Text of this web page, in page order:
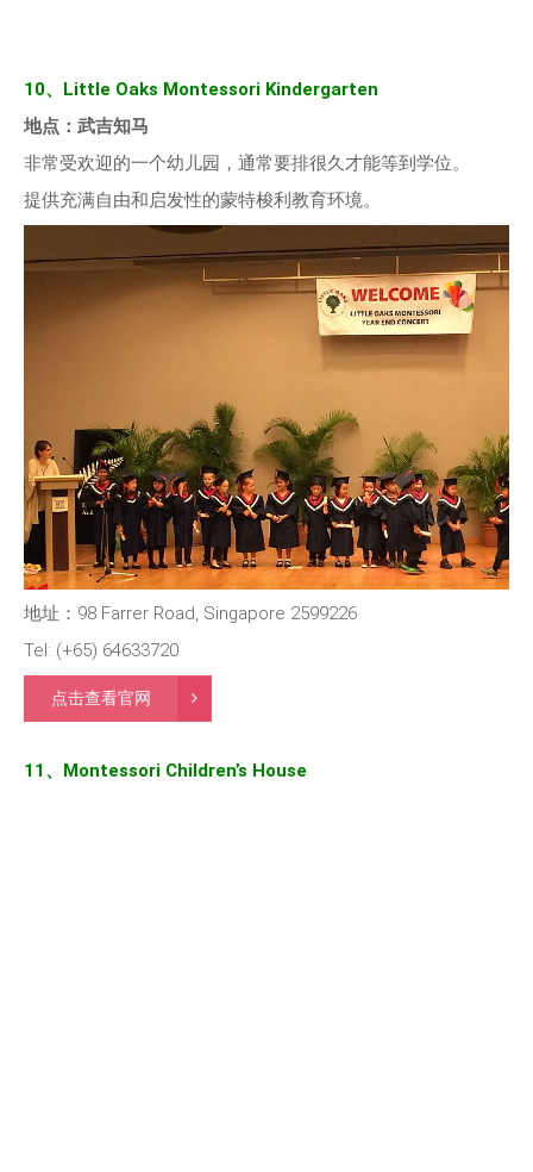
10、Little Oaks Montessori Kindergarten
地点：武吉知马
非常受欢迎的一个幼儿园，通常要排很久才能等到学位。
提供充满自由和启发性的蒙特梭利教育环境。
地址：98 Farrer Road, Singapore 2599226
Tel: (+65) 64633720
点击查看官网
11、Montessori Children’s House